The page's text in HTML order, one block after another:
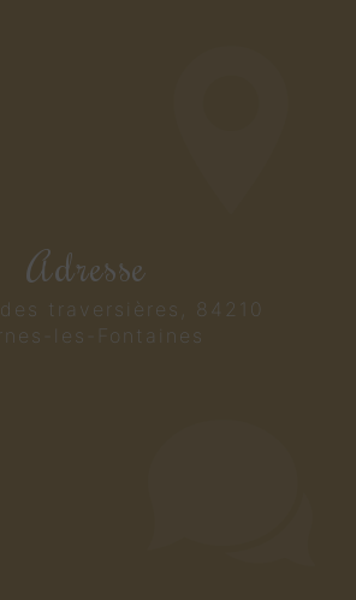
Adresse
traversières, 84210
les-Fontaines